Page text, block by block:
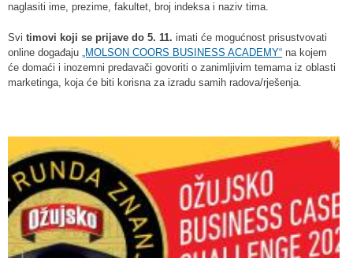
naglasiti ime, prezime, fakultet, broj indeksa i naziv tima.
Svi timovi koji se prijave do 5. 11. imati će mogućnost prisustvovati
online događaju „MOLSON COORS BUSINESS ACADEMY“ na kojem
će domaći i inozemni predavači govoriti o zanimljivim temama iz oblasti
marketinga, koja će biti korisna za izradu samih radova/rješenja.